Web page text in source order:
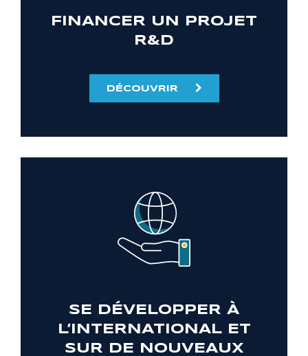
FINANCER UN PROJET
R&D
DÉCOUVRIR
SE DÉVELOPPER À
L’INTERNATIONAL ET
SUR DE NOUVEAUX